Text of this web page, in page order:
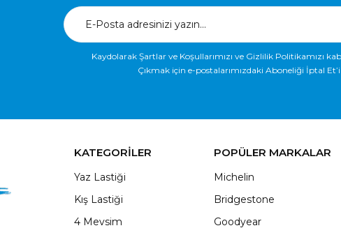
Kaydolarak Şartlar ve Koşullarımızı ve Gizlilik Politikamızı
Çıkmak için e-postalarımızdaki Aboneliği İptal Et’i
KATEGORİLER
Yaz Lastiği
Kış Lastiği
4 Mevsim
POPÜLER MARKALAR
Michelin
Bridgestone
Goodyear